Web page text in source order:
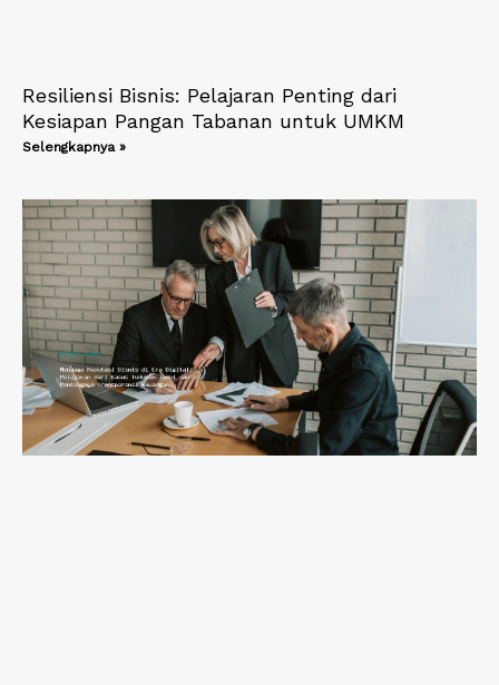
Resiliensi Bisnis: Pelajaran Penting dari
Kesiapan Pangan Tabanan untuk UMKM
Selengkapnya »